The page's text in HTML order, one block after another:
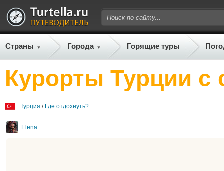
Страны Города Горящие туры
Курорты Турции с
Турция / Где отдохнуть?
Elena